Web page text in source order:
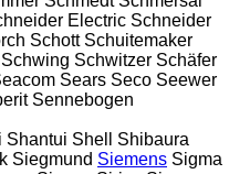
Electric Schneider
Schott Schuitemaker
Schwing Schwitzer Schäfer
Sears Seco Seewer
Sennebogen
Shantui Shell
Shibaura
Siegmund Siemens Sigma